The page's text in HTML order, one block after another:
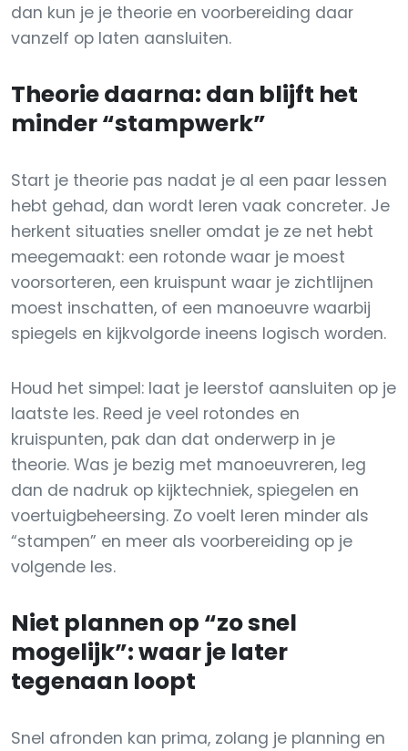
dan kun je je theorie en voorbereiding daar
vanzelf op laten aansluiten.
Theorie daarna: dan blijft het
minder “stampwerk”
Start je theorie pas nadat je al een paar lessen
hebt gehad, dan wordt leren vaak concreter. Je
herkent situaties sneller omdat je ze net hebt
meegemaakt: een rotonde waar je moest
voorsorteren, een kruispunt waar je zichtlijnen
moest inschatten, of een manoeuvre waarbij
spiegels en kijkvolgorde ineens logisch worden.
Houd het simpel: laat je leerstof aansluiten op je
laatste les. Reed je veel rotondes en
kruispunten, pak dan dat onderwerp in je
theorie. Was je bezig met manoeuvreren, leg
dan de nadruk op kijktechniek, spiegelen en
voertuigbeheersing. Zo voelt leren minder als
“stampen” en meer als voorbereiding op je
volgende les.
Niet plannen op “zo snel
mogelijk”: waar je later
tegenaan loopt
Snel afronden kan prima, zolang je planning en